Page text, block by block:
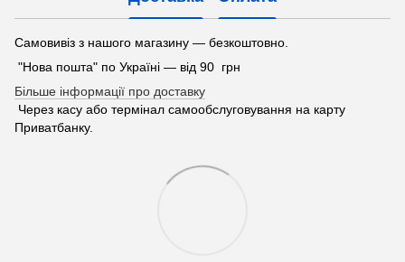
Самовивіз з нашого магазину — безкоштовно.
"Нова пошта" по Україні — від 90 грн
Більше інформації про доставку
Через касу або термінал самообслуговування на карту
Приватбанку.